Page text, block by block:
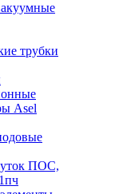
трубки
Asel
ПОС,